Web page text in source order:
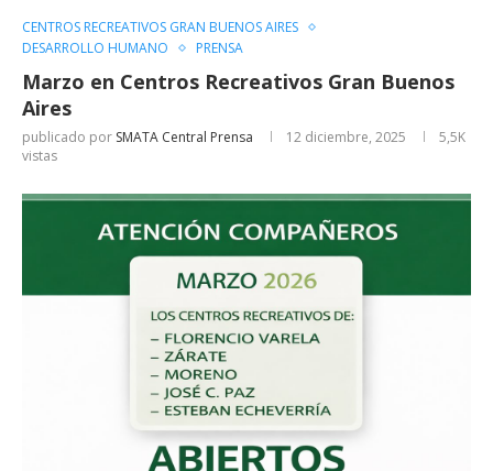
CENTROS RECREATIVOS GRAN BUENOS AIRES
DESARROLLO HUMANO
PRENSA
Marzo en Centros Recreativos Gran Buenos
Aires
publicado por SMATA Central Prensa 12 diciembre, 2025
5,5K
vistas